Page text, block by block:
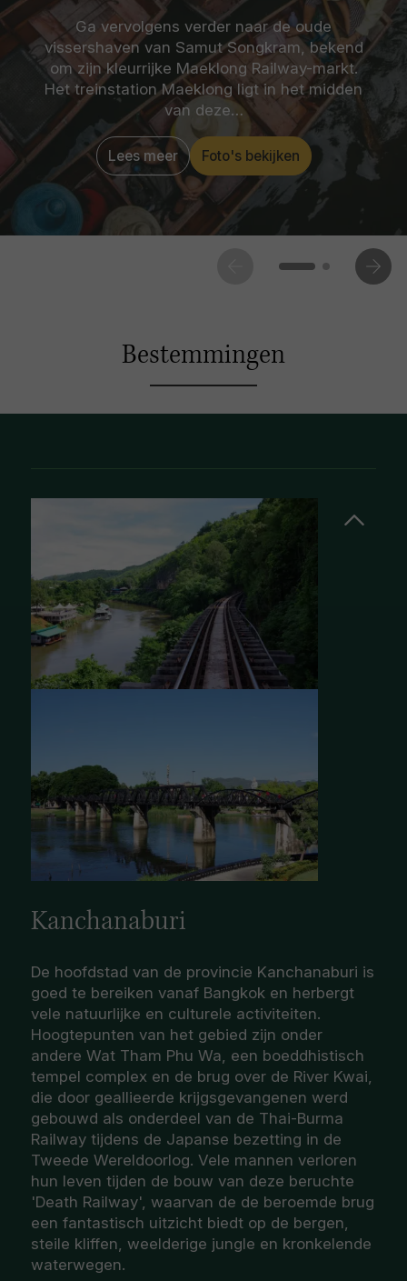
Ga vervolgens verder naar de oude
vissershaven van Samut Songkram, bekend
om zijn kleurrijke Maeklong Railway-markt.
Het treinstation Maeklong ligt in het midden
van deze…
Lees meer Foto's bekijken
Bestemmingen
Kanchanaburi
De hoofdstad van de provincie Kanchanaburi is
goed te bereiken vanaf Bangkok en herbergt
vele natuurlijke en culturele activiteiten.
Hoogtepunten van het gebied zijn onder
andere Wat Tham Phu Wa, een boeddhistisch
tempel complex en de brug over de River Kwai,
die door geallieerde krijgsgevangenen werd
gebouwd als onderdeel van de Thai-Burma
Railway tijdens de Japanse bezetting in de
Tweede Wereldoorlog. Vele mannen verloren
hun leven tijden de bouw van deze beruchte
'Death Railway', waarvan de de beroemde brug
een fantastisch uitzicht biedt op de bergen,
steile kliffen, weelderige jungle en kronkelende
waterwegen.